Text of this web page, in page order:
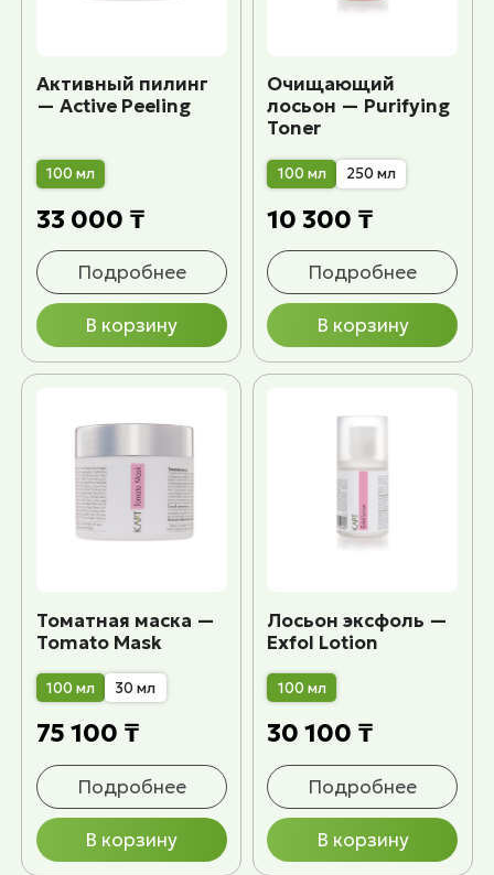
Активный пилинг
— Active Peeling
100 мл
33 000 ₸
Подробнее
В корзину
Очищающий
лосьон — Purifying
Toner
100 мл 250 мл
10 300 ₸
Подробнее
В корзину
Томатная маска —
Tomato Mask
100 мл 30 мл
75 100 ₸
Подробнее
В корзину
Лосьон эксфоль —
Exfol Lotion
100 мл
30 100 ₸
Подробнее
В корзину